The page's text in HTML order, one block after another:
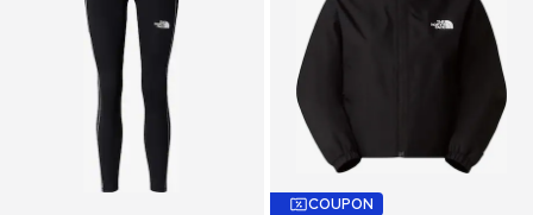
COUPON